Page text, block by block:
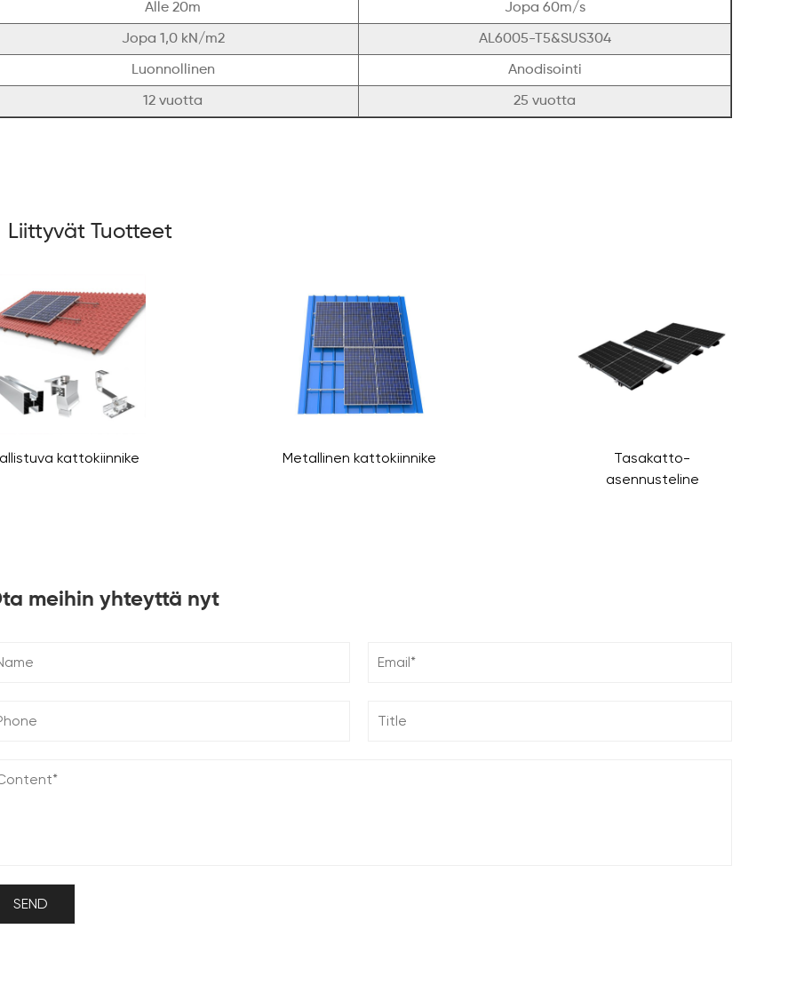
Alle 20m Jopa 60m/s
Jopa 1,0 kN/m2 AL6005-T5&SUS304
Luonnollinen Anodisointi
12 vuotta 25 vuotta
Liittyvät Tuotteet
kattokiinnike Metallinen kattokiinnike
Tasakatto-
asennusteline
meihin yhteyttä nyt